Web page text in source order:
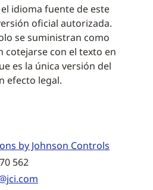
idioma fuente de este
oficial autorizada.
se suministran como
cotejarse con el texto en
es la única versión del
efecto legal.
by Johnson Controls
562